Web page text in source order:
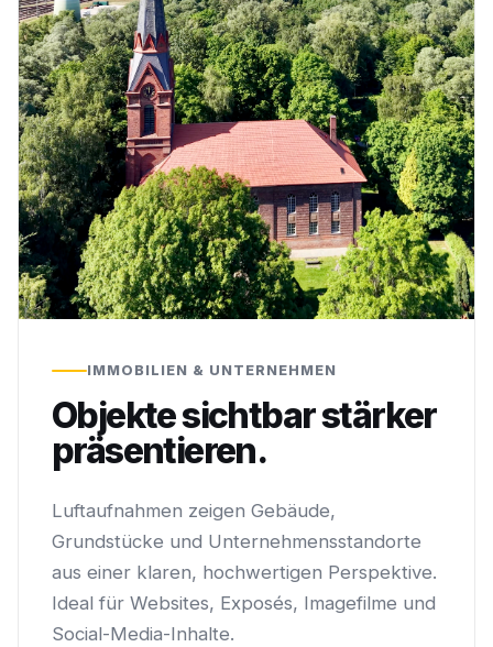
IMMOBILIEN & UNTERNEHMEN
Objekte sichtbar stärker
präsentieren.
Luftaufnahmen zeigen Gebäude,
Grundstücke und Unternehmensstandorte
aus einer klaren, hochwertigen Perspektive.
Ideal für Websites, Exposés, Imagefilme und
Social-Media-Inhalte.